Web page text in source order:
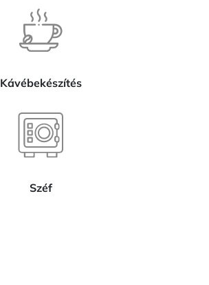
Kávébekészítés
Széf